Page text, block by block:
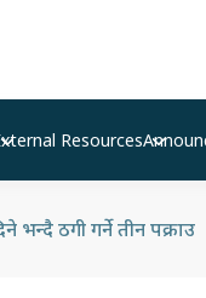
Resources
भन्दै ठगी गर्ने तीन पक्राउ